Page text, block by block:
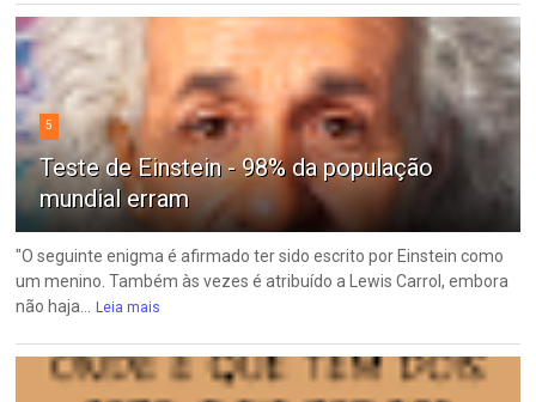
5
Teste de Einstein - 98% da população
mundial erram
"O seguinte enigma é afirmado ter sido escrito por Einstein como
um menino. Também às vezes é atribuído a Lewis Carrol, embora
não haja...
Leia mais